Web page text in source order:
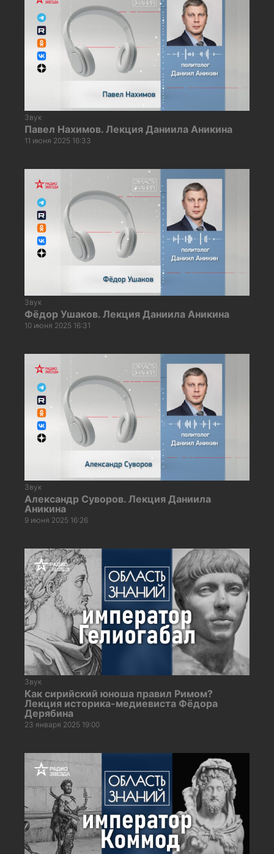
Звук
Павел Нахимов. Лекция Даниила Аникина
11 июня 2025 16:33
Звук
Фёдор Ушаков. Лекция Даниила Аникина
10 июня 2025 16:31
Звук
Александр Суворов. Лекция Даниила
Аникина
9 июня 2025 16:26
Звук
Как сирийский юноша правил Римом?
Лекция историка-медиевиста Фёдора
Дерябина
23 января 2025 19:00